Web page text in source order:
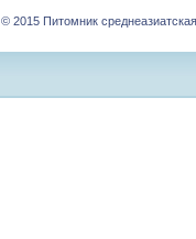
© 2015 Питомник